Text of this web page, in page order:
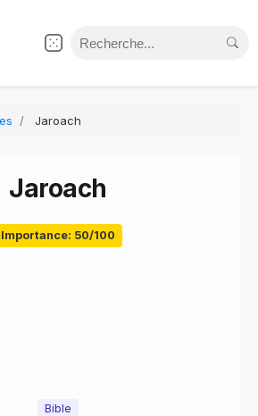
Jaroach
Jaroach
Importance: 50/100
Bible